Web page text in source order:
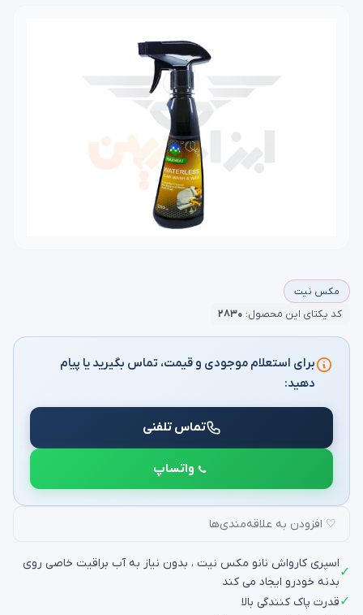
مکس نیت
کد یکتای این محصول: ۲۸۳۰
برای استعلام موجودی و قیمت، تماس بگیرید یا پیام
دهید:
تماس تلفنی
واتساپ
♡ افزودن به علاقه‌مندی‌ها
✓
اسپری کارواش نانو مکس نیت ، بدون نیاز به آب براقیت خاصی روی
بدنه خودرو ایجاد می کند
✓قدرت پاک کنندگی بالا